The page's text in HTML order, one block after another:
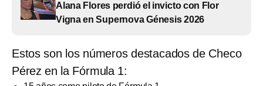
Alana Flores perdió el invicto con Flor
Vigna en Supernova Génesis 2026
Estos son los números destacados de Checo
Pérez en la Fórmula 1: